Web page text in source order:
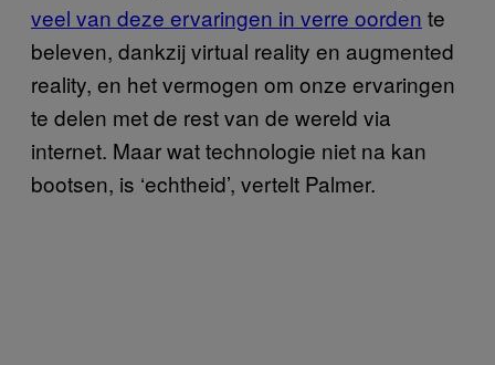
veel van deze ervaringen in verre oorden te
beleven, dankzij virtual reality en augmented
reality, en het vermogen om onze ervaringen
te delen met de rest van de wereld via
internet. Maar wat technologie niet na kan
bootsen, is ‘echtheid’, vertelt Palmer.